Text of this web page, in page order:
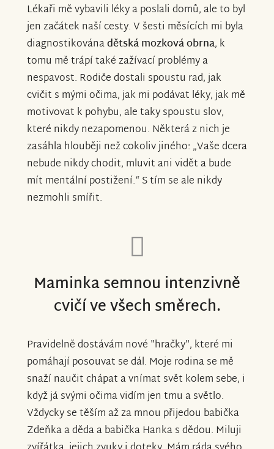
Lékaři mě vybavili léky a poslali domů, ale to byl
jen začátek naší cesty. V šesti měsících mi byla
diagnostikovánadětská mozková obrna, k
tomu mě trápí také zažívací problémy a
nespavost. Rodiče dostali spoustu rad, jak
cvičit s mými očima, jak mi podávat léky, jak mě
motivovat k pohybu, ale taky spoustu slov,
které nikdy nezapomenou. Některá z nich je
zasáhla hlouběji než cokoliv jiného: „Vaše dcera
nebude nikdy chodit, mluvit ani vidět a bude
mít mentální postižení.“ S tím se ale nikdy
nezmohli smířit.
Maminka semnou intenzivně
cvičí ve všech směrech.
Pravidelně dostávám nové "hračky", které mi
pomáhají posouvat se dál. Moje rodina se mě
snaží naučit chápat a vnímat svět kolem sebe, i
když já svými očima vidím jen tmu a světlo.
Vždycky se těším až za mnou přijedou babička
Zdeňka a děda a babička Hanka s dědou. Miluji